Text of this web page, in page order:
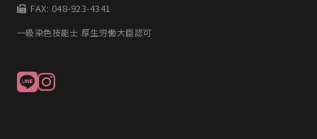
FAX: 048-923-4341
一級染色技能士 厚生労働大臣認可